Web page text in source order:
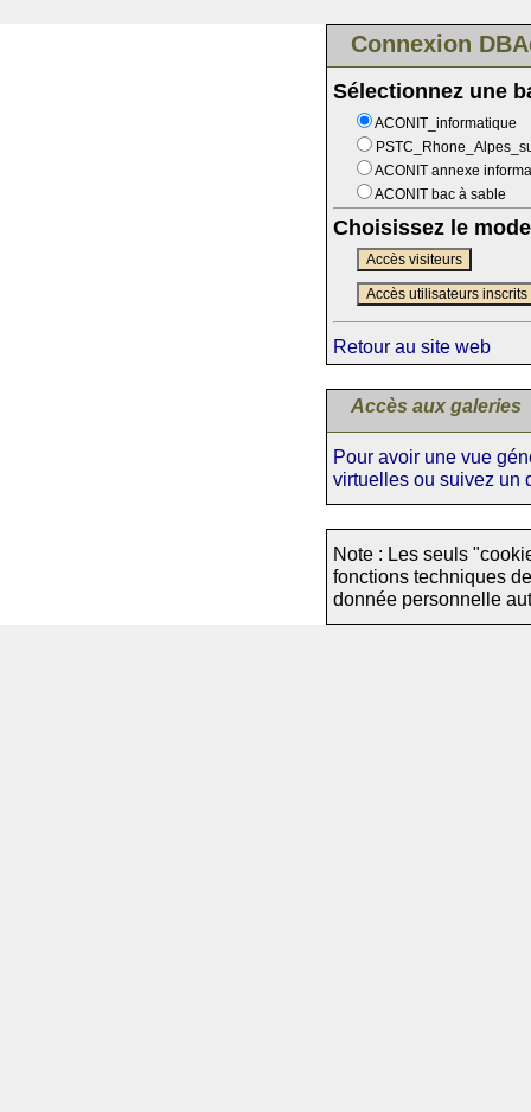
Connexion
Sélectionnez une
ACONIT_informatique
ACONIT annexe
ACONIT bac à sable
Choisissez le
Accès visiteurs
Accès utilisateurs inscrits
Retour au site web
Accès aux galeries
Pour avoir une vue
virtuelles ou suivez un
Note : Les seuls
fonctions techniques
donnée personnelle